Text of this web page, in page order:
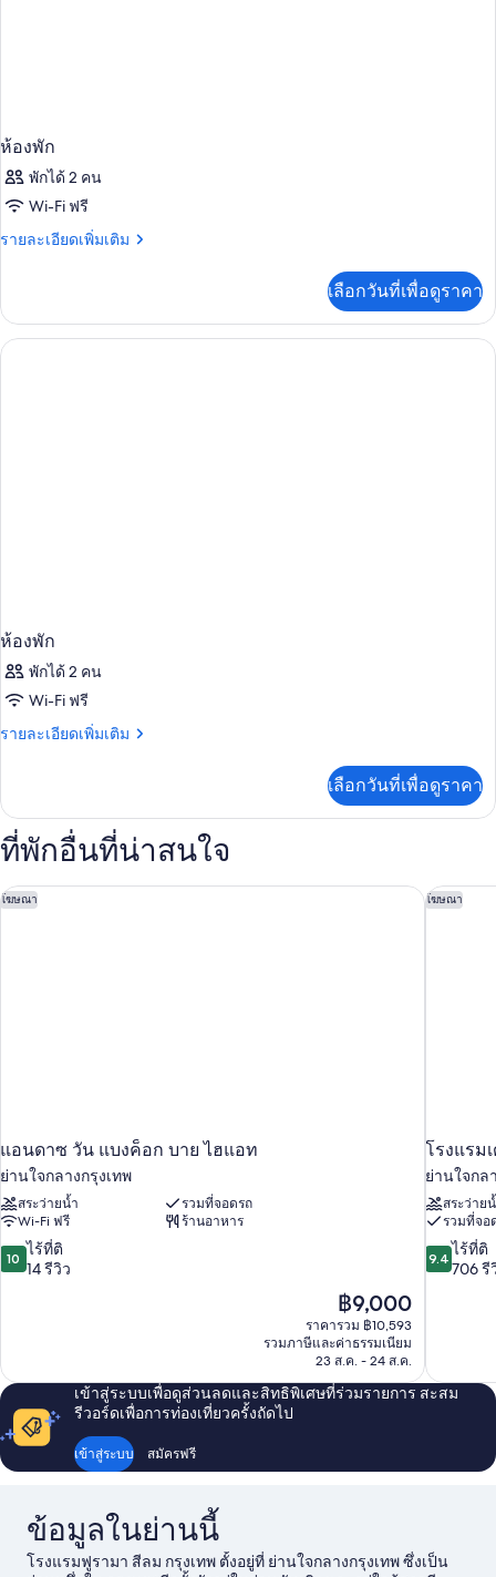
ห้องพัก
พักได้ 2 คน
Wi-Fi ฟรี
รายละเอียดเพิ่มเติม
ราย
เกี่ยว
กับ
ห้อง
เลือกวันที่เพื่อดูราคา
ห้องพัก
พักได้ 2 คน
Wi-Fi ฟรี
รายละเอียดเพิ่มเติม
ราย
เกี่ยว
กับ
ห้อง
เลือกวันที่เพื่อดูราคา
ที่พักอื่นที่น่าสนใจ
โฆษณา
แอนดาซ วัน แบงค็อก บาย ไฮแอท
ย่านใจกลางกรุงเทพ
สระว่ายน้ำ
รวมที่จอดรถ
Wi-Fi ฟรี
ร้านอาหาร
10.0
จาก
14
รีวิว
10 ไร้ที่ติ
14 รีวิว
ราคา
ปัจจุบัน
คือ
฿9,000
฿9,000
ราคารวม ฿10,593
รวมภาษีและค่าธรรมเนียม
23 ส.ค. - 24 ส.ค.
แอนดาซ วัน แบงค็อก บาย ไฮแอท โฆษณา
โรงแรม
ย่านใจกล
สระว่าย
รวมที่จอ
9.4
จาก
706
รีวิว
9.4 ไร้ที่ติ
706 รี
โรงแรม
เข้าสู่ระบบเพื่อดูส่วนลดและสิทธิพิเศษที่ร่วมรายการ สะสม
รีวอร์ดเพื่อการท่องเที่ยวครั้งถัดไป
เข้าสู่ระบบ สมัครฟรี
ข้อมูลในย่านนี้
โรงแรมฟูรามา สีลม กรุงเทพ ตั้งอยู่ที่ ย่านใจกลางกรุงเทพ ซึ่งเป็น